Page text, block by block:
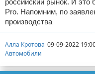
Pro. Напомним, по
производства
Алла Кротова 09-09-2022
Автомобили